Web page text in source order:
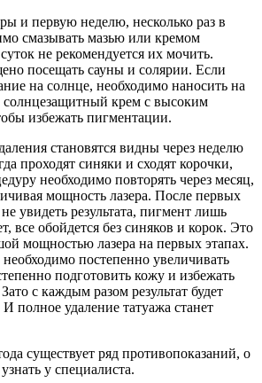
и первую неделю, несколько раз в
смазывать мазью или кремом
не рекомендуется их мочить.
посещать сауны и солярии. Если
на солнце, необходимо наносить на
крем с высоким
избежать пигментации.
становятся видны через неделю
проходят синяки и сходят корочки,
необходимо повторять через месяц,
мощность лазера. После первых
увидеть результата, пигмент лишь
все обойдется без синяков и корок. Это
мощностью лазера на первых этапах.
постепенно увеличивать
подготовить кожу и избежать
с каждым разом результат будет
полное удаление татуажа станет
существует ряд противопоказаний, о
у специалиста.